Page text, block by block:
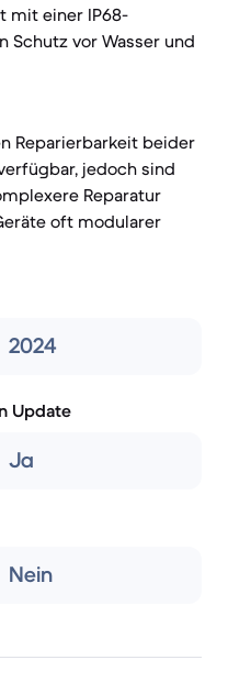
mit einer IP68-
vor Wasser und
Reparierbarkeit beider
jedoch sind
Reparatur
oft modularer
2024
Update
Ja
Nein